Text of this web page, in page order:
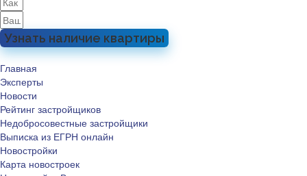
Узнать наличие квартиры
Главная
Эксперты
Новости
Рейтинг застройщиков
Недобросовестные застройщики
Выписка из ЕГРН онлайн
Новостройки
Карта новостроек